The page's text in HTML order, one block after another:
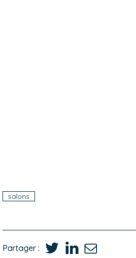
salons
Partager :